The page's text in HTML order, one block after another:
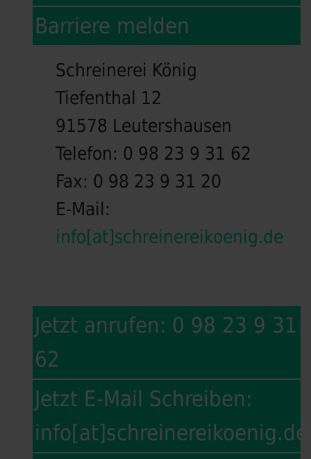
Barriere melden
Schreinerei König
Tiefenthal 12
91578 Leutershausen
Telefon: 0 98 23 9 31 62
Fax: 0 98 23 9 31 20
E-Mail:
info[at]schreinereikoenig.de
Jetzt anrufen: 0 98 23 9 31
62
Jetzt E-Mail Schreiben:
info[at]schreinereikoenig.de